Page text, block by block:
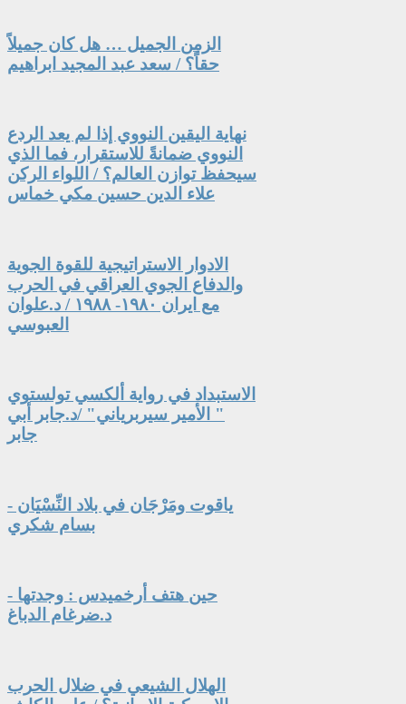
الزمن الجميل … هل كان جميلاً
حقاً؟ / سعد عبد المجيد ابراهيم
نهاية اليقين النووي إذا لم يعد الردع
النووي ضمانةً للاستقرار، فما الذي
سيحفظ توازن العالم؟ / اللواء الركن
علاء الدين حسين مكي خماس
الادوار الاستراتيجية للقوة الجوية
والدفاع الجوي العراقي في الحرب
مع ايران ١٩٨٠- ١٩٨٨ / د.علوان
العبوسي
الاستبداد في رواية ألكسي تولستوي
" الأمير سيربرياني" /د.جابر أبي
جابر
ياقوت ومَرْجَان في بلاد النِّسْيَان -
بسام شكري
حين هتف أرخميدس : وجدتها -
د.ضرغام الدباغ
الهلال الشيعي في ضلال الحرب